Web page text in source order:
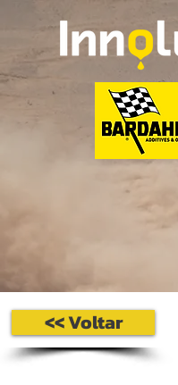
<< Voltar